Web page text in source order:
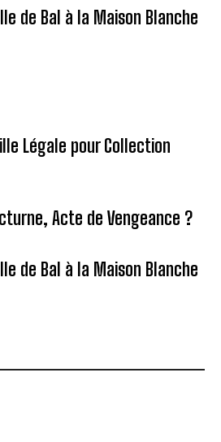
de Bal à la Maison Blanche
Légale pour Collection
Acte de Vengeance ?
de Bal à la Maison Blanche